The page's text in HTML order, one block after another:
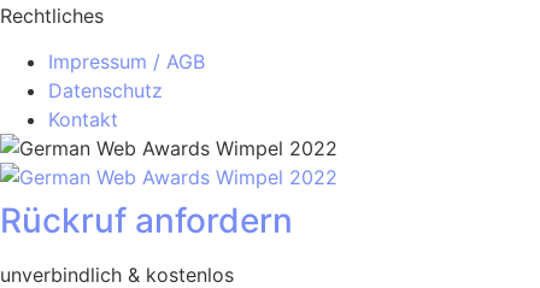
Rechtliches
Impressum / AGB
Datenschutz
Kontakt
Rückruf anfordern
unverbindlich & kostenlos